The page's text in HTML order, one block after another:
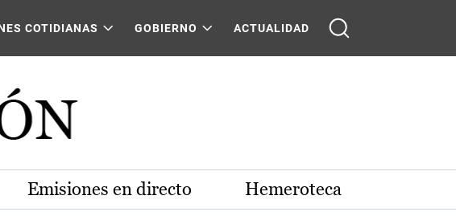
COTIDIANAS GOBIERNO ACTUALIDAD
Emisiones en directo Hemeroteca